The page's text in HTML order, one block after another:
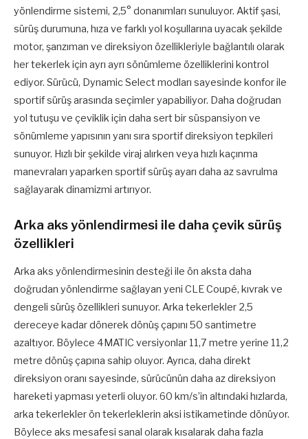
yönlendirme sistemi, 2,5° donanımları sunuluyor. Aktif şasi,
sürüş durumuna, hıza ve farklı yol koşullarına uyacak şekilde
motor, şanzıman ve direksiyon özellikleriyle bağlantılı olarak
her tekerlek için ayrı ayrı sönümleme özelliklerini kontrol
ediyor. Sürücü, Dynamic Select modları sayesinde konfor ile
sportif sürüş arasında seçimler yapabiliyor. Daha doğrudan
yol tutuşu ve çeviklik için daha sert bir süspansiyon ve
sönümleme yapısının yanı sıra sportif direksiyon tepkileri
sunuyor. Hızlı bir şekilde viraj alırken veya hızlı kaçınma
manevraları yaparken sportif sürüş ayarı daha az savrulma
sağlayarak dinamizmi artırıyor.
Arka aks yönlendirmesi ile daha çevik sürüş
özellikleri
Arka aks yönlendirmesinin desteği ile ön aksta daha
doğrudan yönlendirme sağlayan yeni CLE Coupé, kıvrak ve
dengeli sürüş özellikleri sunuyor. Arka tekerlekler 2,5
dereceye kadar dönerek dönüş çapını 50 santimetre
azaltıyor. Böylece 4MATIC versiyonlar 11,7 metre yerine 11,2
metre dönüş çapına sahip oluyor. Ayrıca, daha direkt
direksiyon oranı sayesinde, sürücünün daha az direksiyon
hareketi yapması yeterli oluyor. 60 km/s’in altındaki hızlarda,
arka tekerlekler ön tekerleklerin aksi istikametinde dönüyor.
Böylece aks mesafesi sanal olarak kısalarak daha fazla